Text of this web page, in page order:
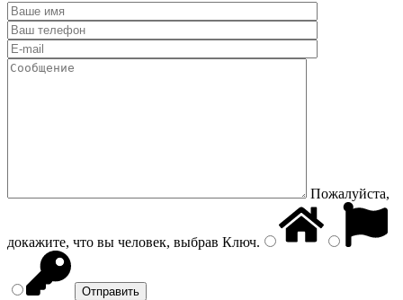
Пожалуйста,
докажите, что вы человек, выбрав Ключ.